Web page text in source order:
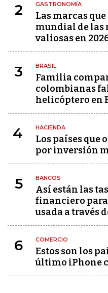
2 GASTRONOMÍA
Las marcas
mundial de las
valiosas en
3 BRASIL
Familia
colombianas
helicóptero en
4 HACIENDA
Los países que
por inversión
5 BANCOS
Así están las
financiero
usada a través
6 COMERCIO
Estos son los
último iPhone